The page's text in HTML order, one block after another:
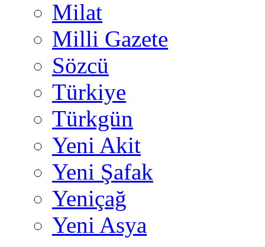
Milat
Milli Gazete
Sözcü
Türkiye
Türkgün
Yeni Akit
Yeni Şafak
Yeniçağ
Yeni Asya